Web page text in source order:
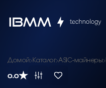
Домой Каталог ASIC-майнеры
0.0